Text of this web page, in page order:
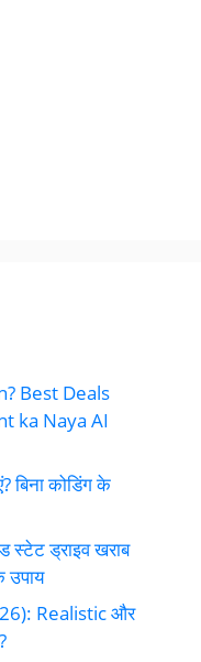
Best Deals
ka Naya AI
कोडिंग के
ड्राइव खराब
उपाय
Realistic और